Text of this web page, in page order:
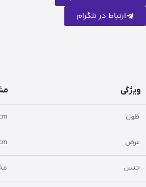
ارتباط در تلگرام
ویژگی
طول
عرض
جنس